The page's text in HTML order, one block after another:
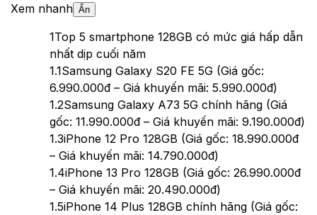
Xem nhanh Ẩn
1Top 5 smartphone 128GB có mức giá hấp dẫn
nhất dịp cuối năm
1.1Samsung Galaxy S20 FE 5G (Giá gốc:
6.990.000đ – Giá khuyến mãi: 5.990.000đ)
1.2Samsung Galaxy A73 5G chính hãng (Giá
gốc: 11.990.000đ – Giá khuyến mãi: 9.190.000đ)
1.3iPhone 12 Pro 128GB (Giá gốc: 18.990.000đ
– Giá khuyến mãi: 14.790.000đ)
1.4iPhone 13 Pro 128GB (Giá gốc: 26.990.000đ
– Giá khuyến mãi: 20.490.000đ)
1.5iPhone 14 Plus 128GB chính hãng (Giá gốc: